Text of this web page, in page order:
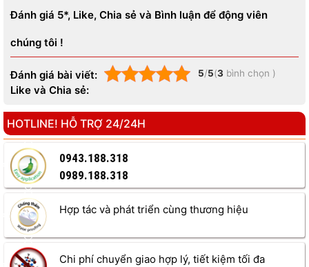
từ đó mà tăng cao. Bạn bán càng nhiều thì thu nhập nhận về
càng cao. Lợi nhuận không chỉ nằm ở doanh số bán hàng lẻ
của bạn mà còn phụ thuộc vào mức chiết khấu mà doanh
nghiệp dành cho bạn.
Đánh giá 5*, Like, Chia sẻ và Bình luận để động viên
chúng tôi !
Đánh giá bài viết: 5/5(3 bình chọn )
Like và Chia sẻ:
HOTLINE! HỖ TRỢ 24/24H
0943.188.318
0989.188.318
Hợp tác và phát triển cùng thương hiệu
Chi phí chuyển giao hợp lý, tiết kiệm tối đa